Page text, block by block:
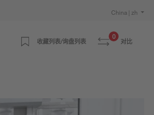
China | zh
收藏列表/询盘列表
0
对比